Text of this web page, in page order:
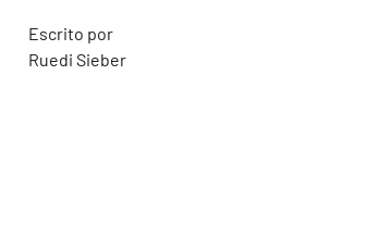
Escrito por
Ruedi Sieber